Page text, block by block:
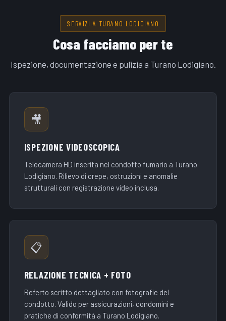
SERVIZI A TURANO LODIGIANO
Cosa facciamo per te
Ispezione, documentazione e pulizia a Turano Lodigiano.
🎥
ISPEZIONE VIDEOSCOPICA
Telecamera HD inserita nel condotto fumario a Turano
Lodigiano. Rilievo di crepe, ostruzioni e anomalie
strutturali con registrazione video inclusa.
📋
RELAZIONE TECNICA + FOTO
Referto scritto dettagliato con fotografie del
condotto. Valido per assicurazioni, condomini e
pratiche di conformità a Turano Lodigiano.